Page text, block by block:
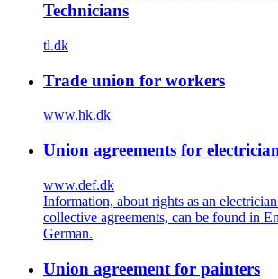
Technicians
tl.dk
Trade union for workers
www.hk.dk
Union agreements for
www.def.dk
Information, about rights as an
collective agreements, can be found in
German.
Union agreement for painters